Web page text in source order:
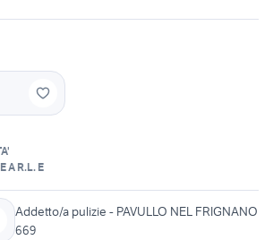
A R.L. E
Addetto/a pulizie - PAVULLO NEL FRIGNANO
669